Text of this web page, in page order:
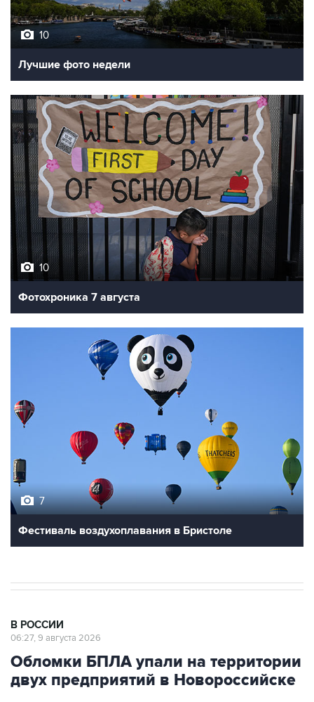
10
Лучшие фото недели
10
Фотохроника 7 августа
7
Фестиваль воздухоплавания в Бристоле
В РОССИИ
06:27, 9 августа 2026
Обломки БПЛА упали на территории
двух предприятий в Новороссийске